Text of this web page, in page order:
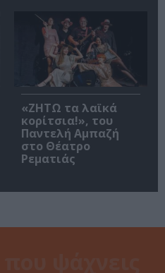
«ΖΗΤΩ τα λαϊκά
κορίτσια!», του
Παντελή Αμπαζή
στο Θέατρο
Ρεματιάς